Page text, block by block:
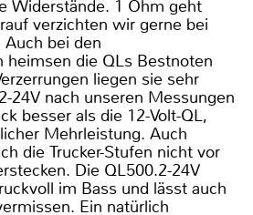
Widerstände. 1 Ohm geht
verzichten wir gerne bei
bei den
heimsen die QLs Bestnoten
liegen sie sehr
24V nach unseren Messungen
besser als die 12-Volt-QL,
Mehrleistung. Auch
die Trucker-Stufen nicht vor
Die QL500.2-24V
im Bass und lässt auch
Ein natürlich